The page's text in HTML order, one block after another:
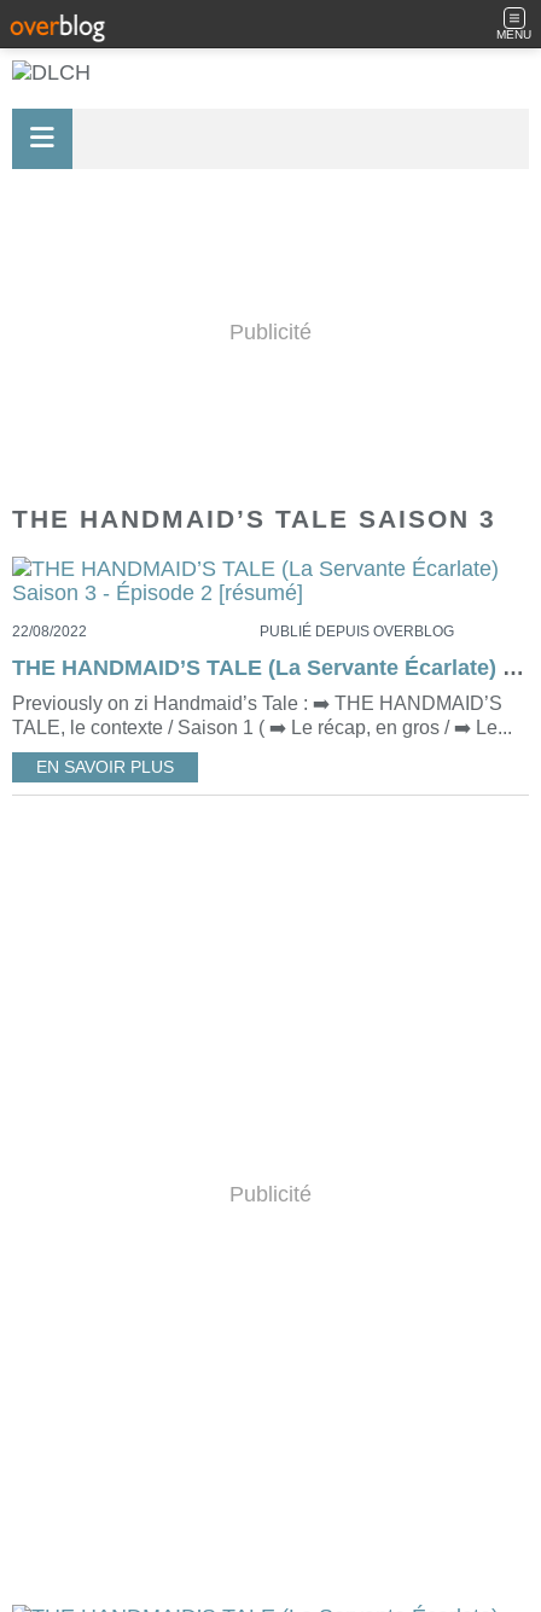
MENU
Publicité
THE HANDMAID’S TALE SAISON 3
22/08/2022 PUBLIÉ DEPUIS OVERBLOG
THE HANDMAID’S TALE (La Servante Écarlate) Saison 3 - Épisode 2 [résumé]
Previously on zi Handmaid’s Tale : ➡️ THE HANDMAID’S
TALE, le contexte / Saison 1 ( ➡️ Le récap, en gros / ➡️ Le...
EN SAVOIR PLUS
Publicité